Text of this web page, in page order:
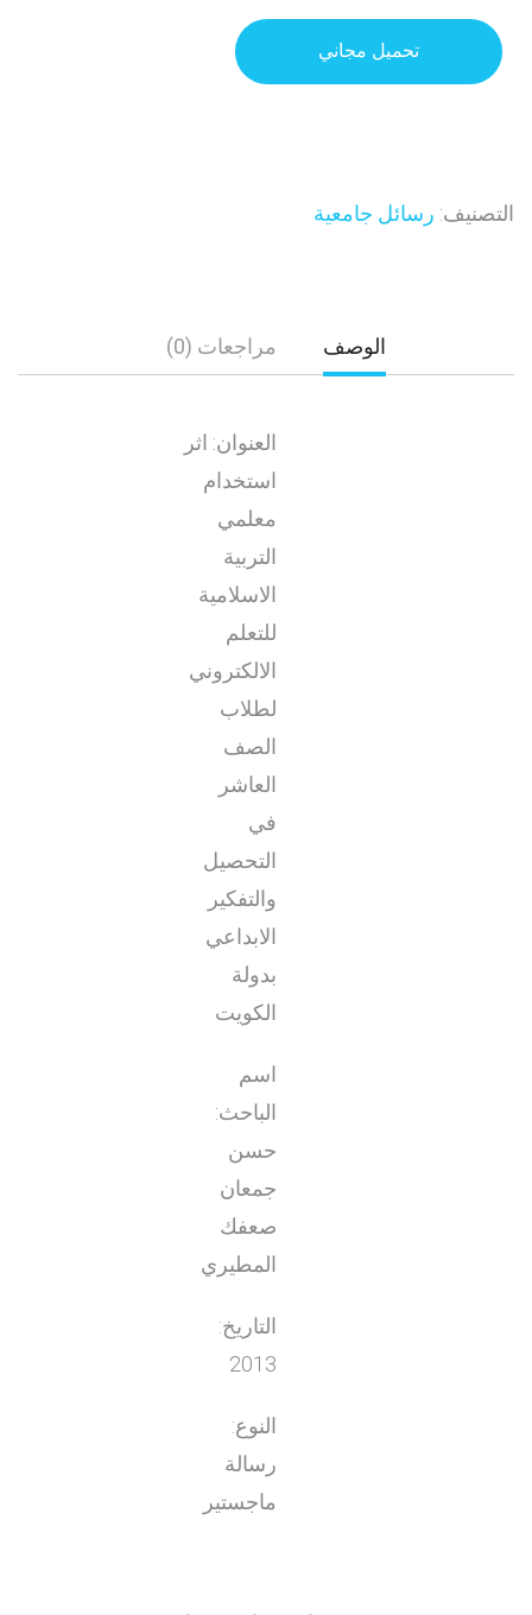
تحميل مجاني
التصنيف: رسائل جامعية
الوصف مراجعات (0)
العنوان: اثر
استخدام
معلمي
التربية
الاسلامية
للتعلم
الالكتروني
لطلاب
الصف
العاشر
في
التحصيل
والتفكير
الابداعي
بدولة
الكويت
اسم
الباحث:
حسن
جمعان
صعفك
المطيري
التاريخ:
2013
النوع:
رسالة
ماجستير